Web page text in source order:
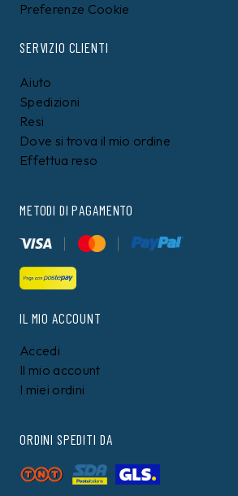
Preferenze Cookie
SERVIZIO CLIENTI
Aiuto
Spedizioni
Resi
Dove si trova il mio ordine
Effettua reso
METODI DI PAGAMENTO
IL MIO ACCOUNT
Accedi
Il mio account
I miei ordini
ORDINI SPEDITI DA